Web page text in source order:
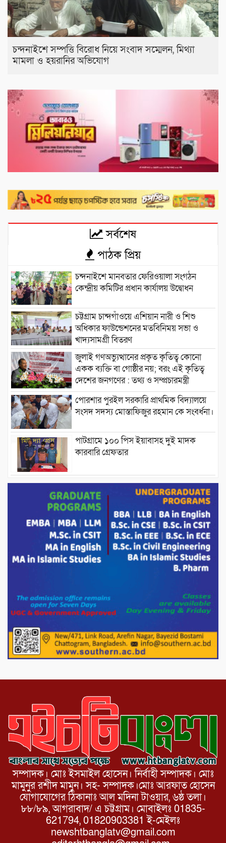
চন্দনাইশে সম্পত্তি বিরোধ নিয়ে সংবাদ সম্মেলন, মিথ্যা
মামলা ও হয়রানির অভিযোগ
সর্বশেষ
পাঠক প্রিয়
চন্দনাইশে মানবতার ফেরিওয়ালা সংগঠন
কেন্দ্রীয় কমিটির প্রধান কার্যালয় উদ্বোধন
চট্টগ্রাম চান্দগাঁওয়ে এশিয়ান নারী ও শিশু
অধিকার ফাউন্ডেশনের মতবিনিময় সভা ও
খাদ্যসামগ্রী বিতরণ
জুলাই গণঅভ্যুত্থানের প্রকৃত কৃতিত্ব কোনো
একক ব্যক্তি বা গোষ্ঠীর নয়; বরং এই কৃতিত্ব
দেশের জনগণের : তথ্য ও সম্প্রচারমন্ত্রী
পোরশার পুরইল সরকারি প্রাথমিক বিদ্যালয়ে
সংসদ সদস্য মোস্তাফিজুর রহমান কে সংবর্ধনা।
পাটগ্রামে ১০০ পিস ইয়াবাসহ দুই মাদক
কারবারি গ্রেফতার
ড্যাবের ৩৭তম প্রতিষ্ঠাবার্ষিকীতে প্রধানমন্ত্রী
তারেক রহমান।
চন্দনাইশের হাশিমপুর ৪ নং ওয়ার্ডে ৫’শতাধিক
হতদরিদ্র পরিবারের মাঝে খাদ্যসামগ্রী বিতরণ
করেন মনজুর মোরশেদ
পরিবেশ রক্ষায় পাটগ্রামে ইহসান ইয়ুথ
মিরপুর-১১ নম্বরে দুর্বৃত্তদের গুলিতে বিএনপি
নেতা গুরুতর আহত
পাটগ্রামে চিকিৎসা সেবায় বীর মুক্তিযোদ্ধা দবির
উদ্দিন ফাউন্ডেশন
সম্পাদক। মোঃ ইসমাইল হোসেন। নির্বাহী সম্পাদক। মোঃ
মামুনুর রশীদ মামুন। সহ- সম্পাদক।মোঃ আরফাত হোসেন
যোগাযোগের ঠিকানাঃ আল মদিনা টাওয়ার, ৬ষ্ঠ তলা।
৮৮/৮৯, আগরাবাদ/ এ চট্টগ্রাম। মোবাইলঃ 01835-
621794, 01820903381 ই-মেইলঃ
newshtbanglatv@gmail.com